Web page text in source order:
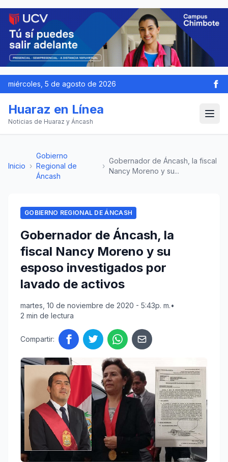
miércoles, 5 de agosto de 2026
Huaraz en Línea
Noticias de Huaraz y Áncash
Inicio ›
Gobierno
Regional de
Áncash
›
Gobernador de Áncash, la fiscal
Nancy Moreno y su...
GOBIERNO REGIONAL DE ÁNCASH
Gobernador de Áncash, la
fiscal Nancy Moreno y su
esposo investigados por
lavado de activos
martes, 10 de noviembre de 2020 - 5:43p. m.•
2 min de lectura
Compartir: